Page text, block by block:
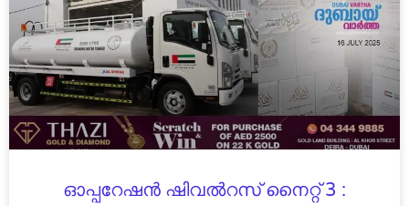
ഓപ്പറേഷൻ ഷിവല്‍റസ് നൈറ്റ് 3 :